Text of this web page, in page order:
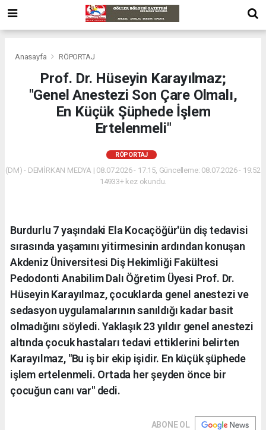
Anasayfa RÖPORTAJ
Prof. Dr. Hüseyin Karayılmaz;
"Genel Anestezi Son Çare Olmalı,
En Küçük Şüphede İşlem
Ertelenmeli"
RÖPORTAJ
(DM) - DEMİRKAN MEDYA | 08.07.2026 - 17:15, Güncelleme: 08.07.2026 - 19:52
14933+ kez okundu.
Burdurlu 7 yaşındaki Ela Kocaçöğür'ün diş tedavisi
sırasında yaşamını yitirmesinin ardından konuşan
Akdeniz Üniversitesi Diş Hekimliği Fakültesi
Pedodonti Anabilim Dalı Öğretim Üyesi Prof. Dr.
Hüseyin Karayılmaz, çocuklarda genel anestezi ve
sedasyon uygulamalarının sanıldığı kadar basit
olmadığını söyledi. Yaklaşık 23 yıldır genel anestezi
altında çocuk hastaları tedavi ettiklerini belirten
Karayılmaz, "Bu iş bir ekip işidir. En küçük şüphede
işlem ertelenmeli. Ortada her şeyden önce bir
çocuğun canı var" dedi.
ABONE OL